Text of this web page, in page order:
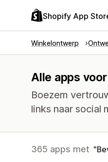
Shopify App
Winkelontwerp
Alle apps
Boezem
links naar social
365 apps met